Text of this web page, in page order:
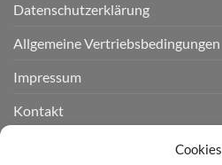
Cookies
Datenschutzerklärung
Allgemeine Vertriebsbedingungen
Impressum
Kontakt